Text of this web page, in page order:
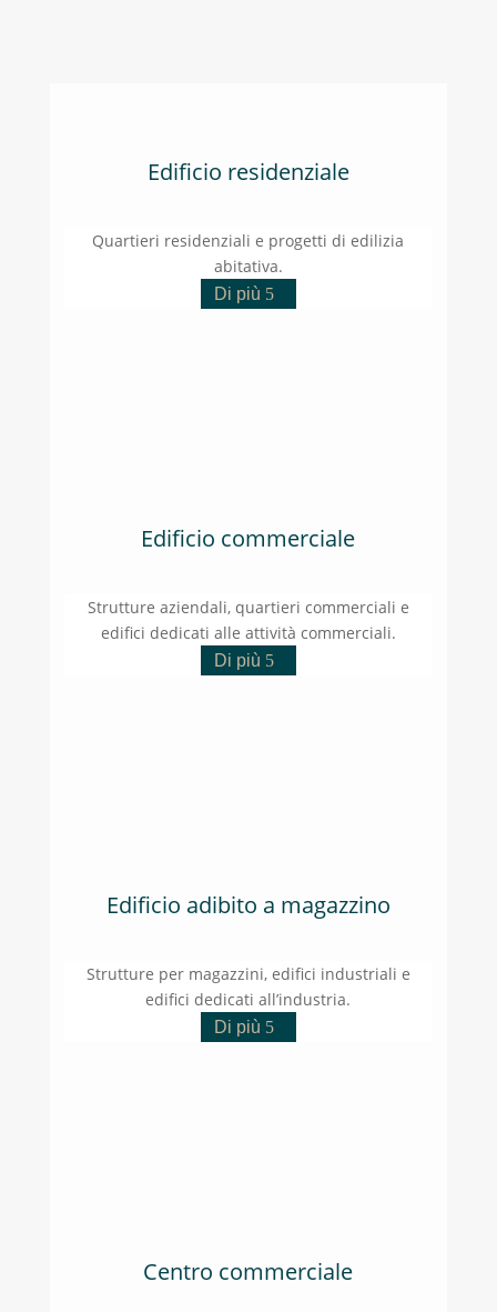
Edificio residenziale
Quartieri residenziali e progetti di edilizia
abitativa.
Di più
Edificio commerciale
Strutture aziendali, quartieri commerciali e
edifici dedicati alle attività commerciali.
Di più
Edificio adibito a magazzino
Strutture per magazzini, edifici industriali e
edifici dedicati all’industria.
Di più
Centro commerciale